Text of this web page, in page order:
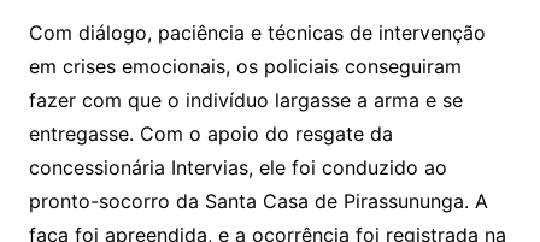
Com diálogo, paciência e técnicas de intervenção
em crises emocionais, os policiais conseguiram
fazer com que o indivíduo largasse a arma e se
entregasse. Com o apoio do resgate da
concessionária Intervias, ele foi conduzido ao
pronto-socorro da Santa Casa de Pirassununga. A
faca foi apreendida, e a ocorrência foi registrada na